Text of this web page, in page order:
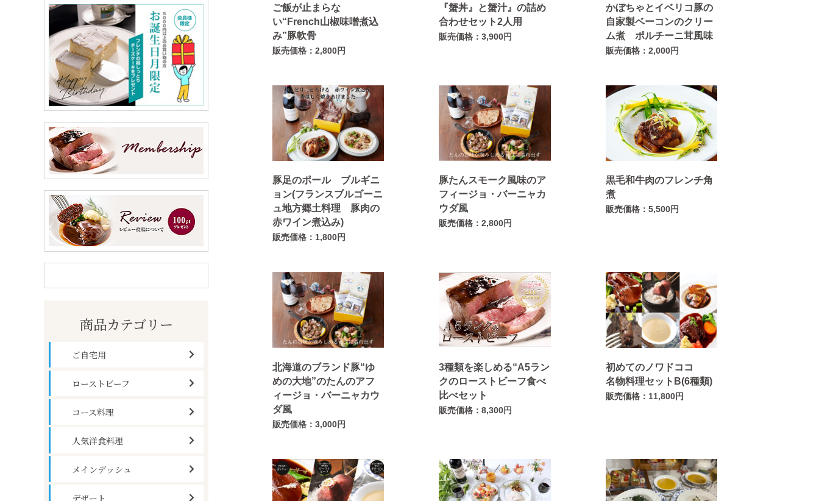
ご飯が止まらな
い“French山椒味噌煮込
み”豚軟骨
販売価格：2,800円
『蟹丼』と蟹汁』の詰め
合わせセット2人用
販売価格：3,900円
かぼちゃとイベリコ豚の
自家製ベーコンのクリー
ム煮 ポルチーニ茸風味
販売価格：2,000円
豚足のポール ブルギニ
ョン(フランスブルゴーニ
ュ地方郷土料理 豚肉の
赤ワイン煮込み)
販売価格：1,800円
豚たんスモーク風味のア
フィージョ・バーニャカ
ウダ風
販売価格：2,800円
黒毛和牛肉のフレンチ角
煮
販売価格：5,500円
北海道のブランド豚“ゆ
めの大地”のたんのアフ
ィージョ・バーニャカウ
ダ風
販売価格：3,000円
3種類を楽しめる“A5ラン
クのローストビーフ食べ
比べセット
販売価格：8,300円
初めてのノワドココ
名物料理セットB(6種類)
販売価格：11,800円
商品カテゴリー
ご自宅用
ローストビーフ
コース料理
人気洋食料理
メインデッシュ
デザート